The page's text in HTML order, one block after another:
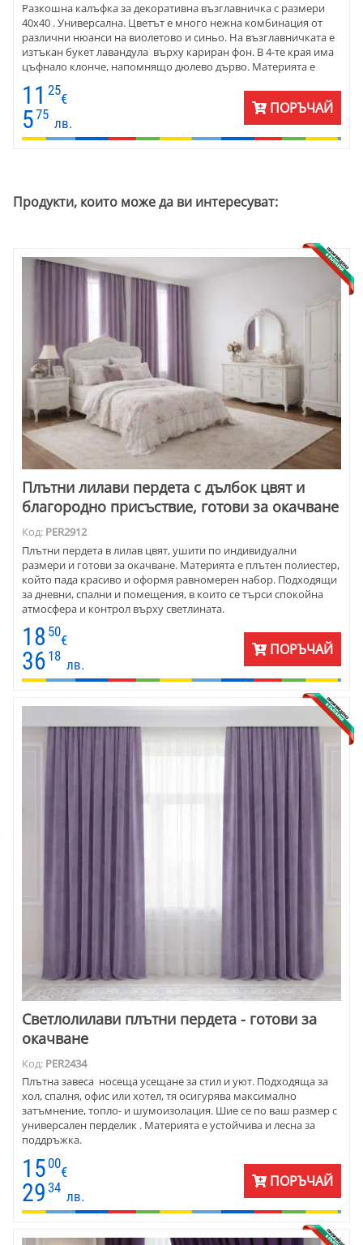
Разкошна калъфка за декоративна възглавничка с размери
40х40 . Универсална. Цветът е много нежна комбинация от
различни нюанси на виолетово и синьо. На възглавничката е
изтъкан букет лавандула върху кариран фон. В 4-те края има
цъфнало клонче, напомнящо дюлево дърво. Материята е
лесно. Две еднакви страни.
11 25
€
575
лв.
ПОРЪЧАЙ
Продукти, които може да ви интересуват:
Плътни лилави пердета с дълбок цвят и
благородно присъствие, готови за окачване
Код: PER2912
Плътни пердета в лилав цвят, ушити по индивидуални
размери и готови за окачване. Материята е плътен полиестер,
който пада красиво и оформя равномерен набор. Подходящи
за дневни, спални и помещения, в които се търси спокойна
атмосфера и контрол върху светлината.
18 50
€
36 18
лв.
ПОРЪЧАЙ
Светлолилави плътни пердета - готови за
окачване
Код: PER2434
Плътна завеса носеща усещане за стил и уют. Подходяща за
хол, спалня, офис или хотел, тя осигурява максимално
затъмнение, топло- и шумоизолация. Шие се по ваш размер с
универсален перделик . Материята е устойчива и лесна за
поддръжка.
15 00
€
29 34
лв.
ПОРЪЧАЙ